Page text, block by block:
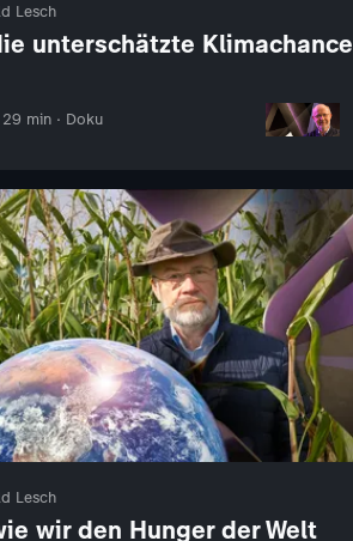
Lesch
unterschätzte Klimachance
min · Doku
Lesch
wir den Hunger der Welt